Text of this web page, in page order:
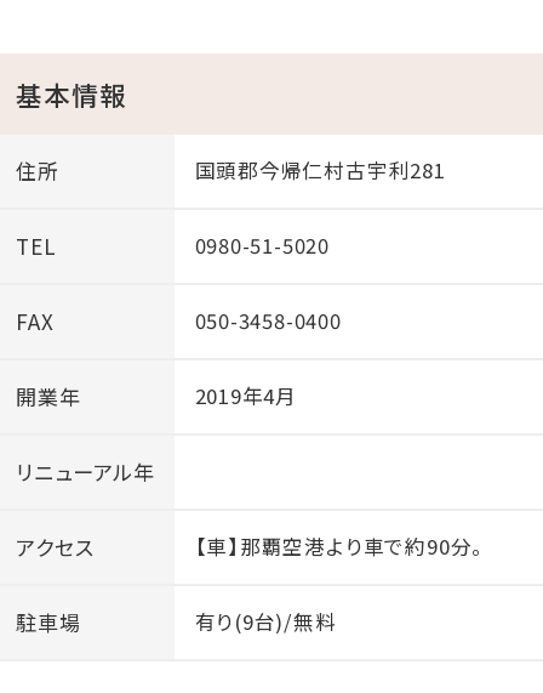
基本情報
住所 国頭郡今帰仁村古宇利281
TEL 0980-51-5020
FAX 050-3458-0400
開業年 2019年4月
リニューアル年
アクセス 【車】那覇空港より車で約90分。
駐車場 有り(9台)/無料